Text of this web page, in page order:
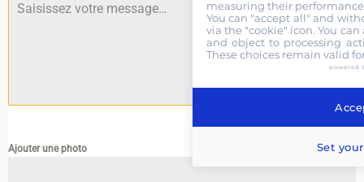
Ajouter une photo
measuring their
You can "accept all" and
via the "cookie" icon. You
and object to processing
These choices remain valid
powered
Set